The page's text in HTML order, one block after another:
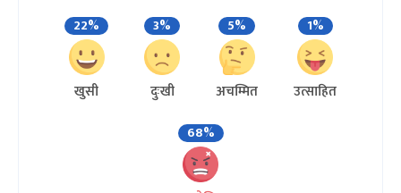
22%
खुसी
3%
दुःखी
5%
अचम्मित
1%
उत्साहित
68%